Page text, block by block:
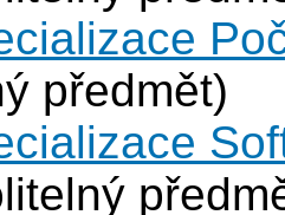
předmět)